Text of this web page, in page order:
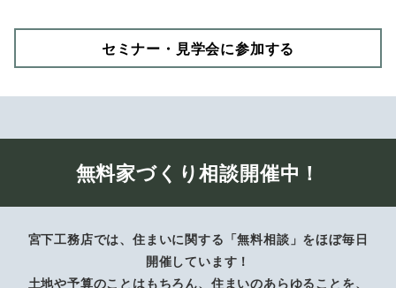
セミナー・見学会に参加する
無料家づくり相談開催中！
宮下工務店では、住まいに関する「無料相談」をほぼ毎日
開催しています！
土地や予算のことはもちろん、住まいのあらゆることを、